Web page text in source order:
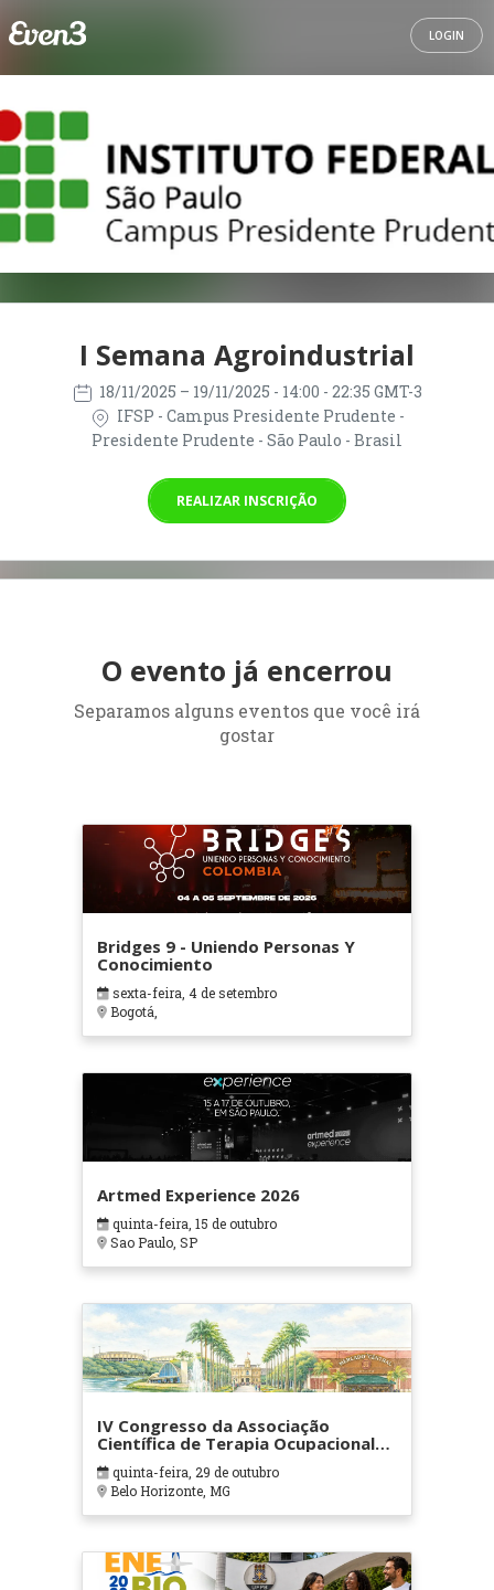
LOGIN
I Semana Agroindustrial
18/11/2025 – 19/11/2025 - 14:00 - 22:35 GMT-3
IFSP - Campus Presidente Prudente -
Presidente Prudente - São Paulo - Brasil
REALIZAR INSCRIÇÃO
O evento já encerrou
Separamos alguns eventos que você irá
gostar
Bridges 9 - Uniendo Personas Y
Conocimiento
sexta-feira, 4 de setembro
Bogotá,
Artmed Experience 2026
quinta-feira, 15 de outubro
Sao Paulo, SP
IV Congresso da Associação
Científica de Terapia Ocupacional
em Contextos Hospitalares e
Cuidados Paliativos - ATOHOSP
quinta-feira, 29 de outubro
Belo Horizonte, MG